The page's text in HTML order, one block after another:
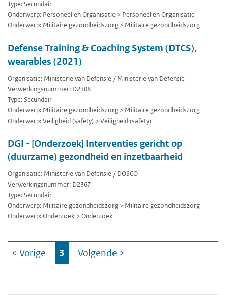
Type: Secundair
Onderwerp: Personeel en Organisatie > Personeel en Organisatie
Onderwerp: Militaire gezondheidszorg > Militaire gezondheidszorg
Defense Training & Coaching System (DTCS),
wearables (2021)
Organisatie: Ministerie van Defensie / Ministerie van Defensie
Verwerkingsnummer: D2308
Type: Secundair
Onderwerp: Militaire gezondheidszorg > Militaire gezondheidszorg
Onderwerp: Veiligheid (safety) > Veiligheid (safety)
DGI - [Onderzoek] Interventies gericht op
(duurzame) gezondheid en inzetbaarheid
Organisatie: Ministerie van Defensie / DOSCO
Verwerkingsnummer: D2367
Type: Secundair
Onderwerp: Militaire gezondheidszorg > Militaire gezondheidszorg
Onderwerp: Onderzoek > Onderzoek
Ga
naar
< Vorige 3 Volgende >